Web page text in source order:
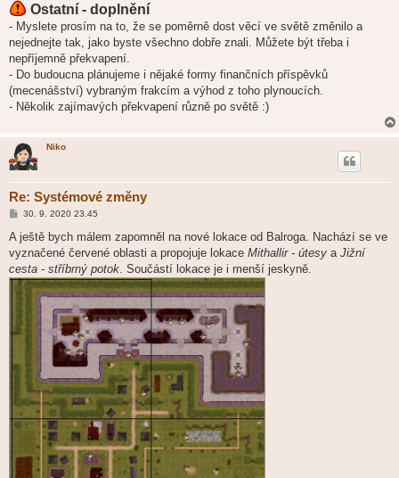
Ostatní - doplnění
- Myslete prosím na to, že se poměrně dost věcí ve světě změnilo a
nejednejte tak, jako byste všechno dobře znali. Můžete být třeba i
nepříjemně překvapení.
- Do budoucna plánujeme i nějaké formy finančních příspěvků
(mecenášství) vybraným frakcím a výhod z toho plynoucích.
- Několik zajímavých překvapení různě po světě :)
Niko
Re: Systémové změny
P
í
s
p
ě
v
e
30. 9. 2020 23.45
A ještě bych málem zapomněl na nové lokace od Balroga. Nachází se ve
vyznačené červené oblasti a propojuje lokace Mithallir - útesy a Jižní
cesta - stříbrný potok. Součástí lokace je i menší jeskyně.